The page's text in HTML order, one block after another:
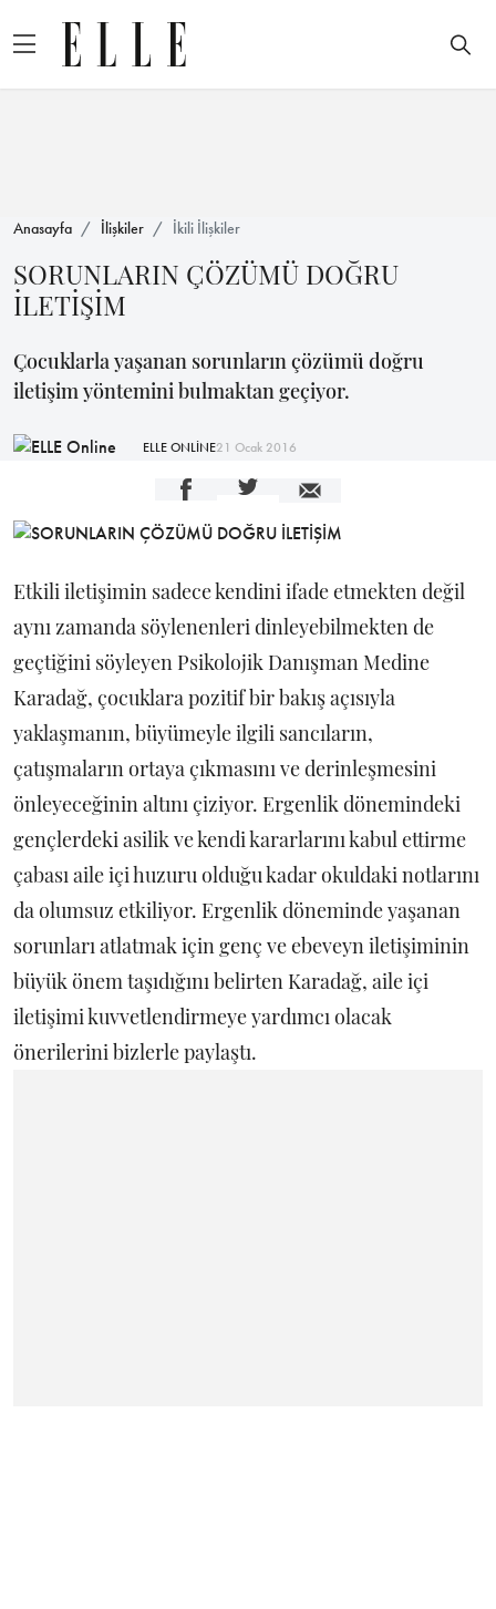
Anasayfa İlişkiler İkili İlişkiler
SORUNLARIN ÇÖZÜMÜ DOĞRU
İLETİŞİM
Çocuklarla yaşanan sorunların çözümü doğru
iletişim yöntemini bulmaktan geçiyor.
ELLE ONLİNE21 Ocak 2016
Etkili iletişimin sadece kendini ifade etmekten değil
aynı zamanda söylenenleri dinleyebilmekten de
geçtiğini söyleyen Psikolojik Danışman Medine
Karadağ, çocuklara pozitif bir bakış açısıyla
yaklaşmanın, büyümeyle ilgili sancıların,
çatışmaların ortaya çıkmasını ve derinleşmesini
önleyeceğinin altını çiziyor. Ergenlik dönemindeki
gençlerdeki asilik ve kendi kararlarını kabul ettirme
çabası aile içi huzuru olduğu kadar okuldaki notlarını
da olumsuz etkiliyor. Ergenlik döneminde yaşanan
sorunları atlatmak için genç ve ebeveyn iletişiminin
büyük önem taşıdığını belirten Karadağ, aile içi
iletişimi kuvvetlendirmeye yardımcı olacak
önerilerini bizlerle paylaştı.